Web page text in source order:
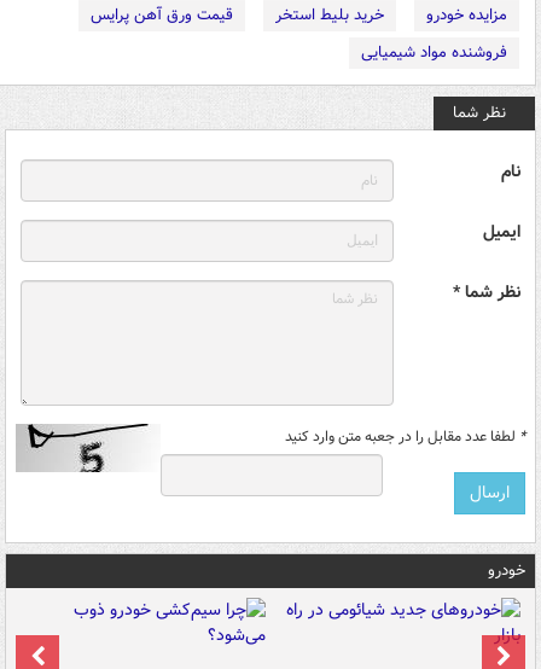
مزایده خودرو
خرید بلیط استخر
قیمت ورق آهن پرایس
فروشنده مواد شیمیایی
نظر شما
نام
ایمیل
نظر شما *
* لطفا عدد مقابل را در جعبه متن وارد کنید
خودرو